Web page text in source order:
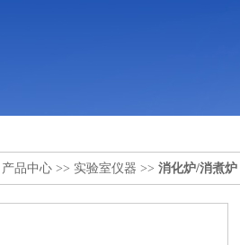
产品中心 >> 实验室仪器 >> 消化炉/消煮炉